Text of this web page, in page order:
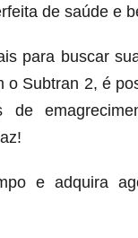
de saúde e
para buscar
o Subtran 2, é
de
e adquira